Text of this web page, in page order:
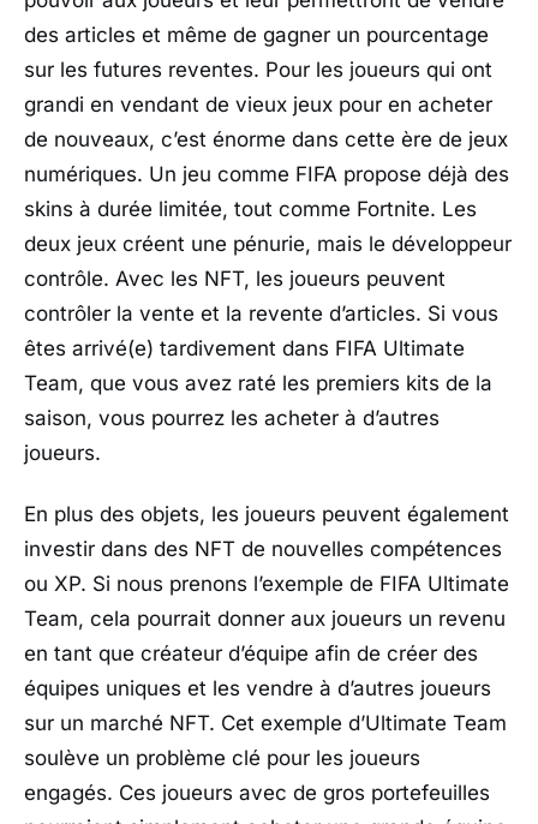
des articles et même de gagner un pourcentage
sur les futures reventes. Pour les joueurs qui ont
grandi en vendant de vieux jeux pour en acheter
de nouveaux, c’est énorme dans cette ère de jeux
numériques. Un jeu comme FIFA propose déjà des
skins à durée limitée, tout comme Fortnite. Les
deux jeux créent une pénurie, mais le développeur
contrôle. Avec les NFT, les joueurs peuvent
contrôler la vente et la revente d’articles. Si vous
êtes arrivé(e) tardivement dans FIFA Ultimate
Team, que vous avez raté les premiers kits de la
saison, vous pourrez les acheter à d’autres
joueurs.
En plus des objets, les joueurs peuvent également
investir dans des NFT de nouvelles compétences
ou XP. Si nous prenons l’exemple de FIFA Ultimate
Team, cela pourrait donner aux joueurs un revenu
en tant que créateur d’équipe afin de créer des
équipes uniques et les vendre à d’autres joueurs
sur un marché NFT. Cet exemple d’Ultimate Team
soulève un problème clé pour les joueurs
engagés. Ces joueurs avec de gros portefeuilles